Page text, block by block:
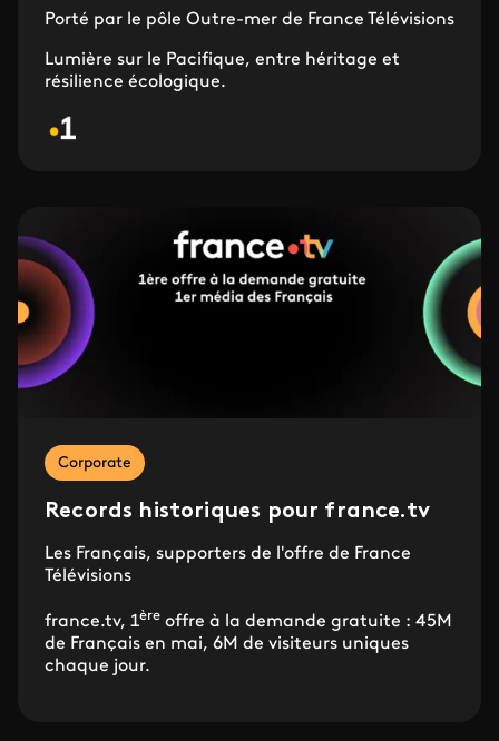
Porté par le pôle Outre-mer de France Télévisions
Lumière sur le Pacifique, entre héritage et
résilience écologique.
Corporate
Records historiques pour france.tv
Les Français, supporters de l'offre de France
Télévisions
france.tv, 1ère offre à la demande gratuite : 45M
de Français en mai, 6M de visiteurs uniques
chaque jour.